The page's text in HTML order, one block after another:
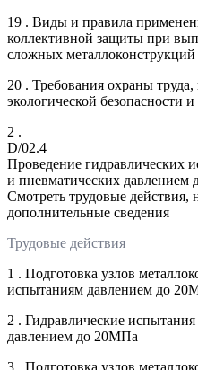
19 . Виды и правила
коллективной защиты при
сложных металлоконструкций
20 . Требования охраны
экологической безопасности
2 .
D/02.4
Проведение гидравлических
и пневматических давлением
Смотреть трудовые
дополнительные сведения
Трудовые действия
1 . Подготовка узлов
испытаниям давлением до
2 . Гидравлические
давлением до 20МПа
3 . Подготовка узлов